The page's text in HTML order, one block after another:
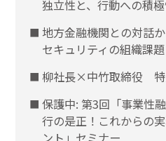
独立性と、行動への積
地方金融機関との対話
セキュリティの組織課題
柳社長×中竹取締役 特
保護中: 第3回「事業性
行の是正！これからの
ント」セミナー